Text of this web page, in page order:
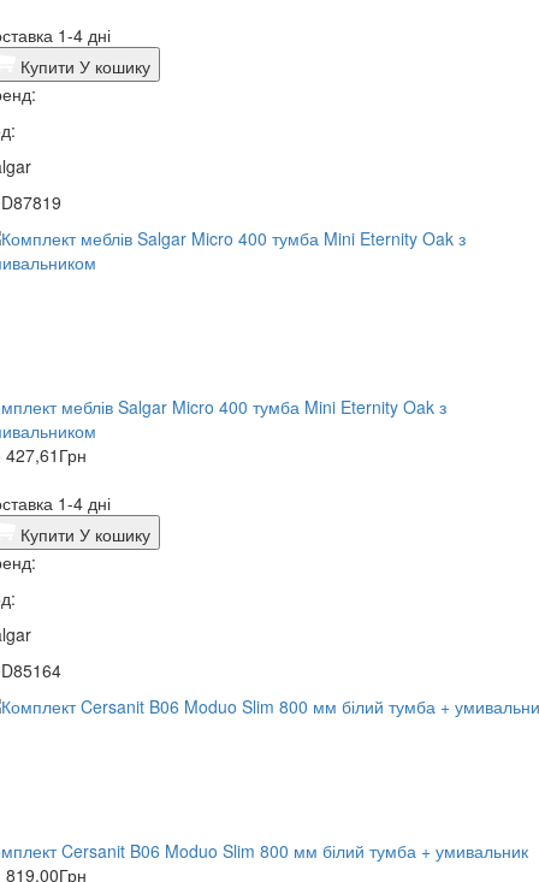
1-4 дні
Купити У кошику
меблів Salgar Micro 400 тумба Mini Eternity Oak з
427,61 Грн
1-4 дні
Купити У кошику
Cersanit B06 Moduo Slim 800 мм білий тумба + умивальник
819,00Грн